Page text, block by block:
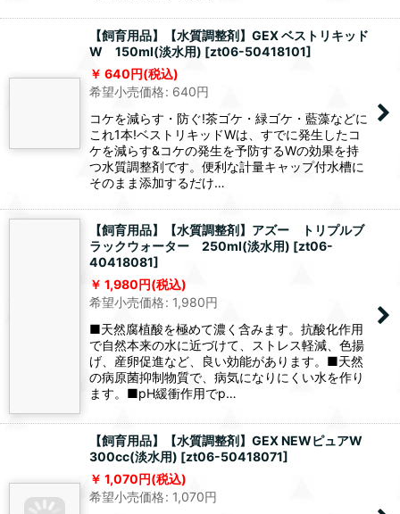
【飼育用品】【水質調整剤】GEX ベストリキッド
W 150ml(淡水用) [zt06-50418101]
640円(税込)
希望小売価格: 640円
コケを減らす・防ぐ!茶ゴケ・緑ゴケ・藍藻などに
これ1本!ベストリキッドWは、すでに発生したコ
ケを減らす&コケの発生を予防するWの効果を持
つ水質調整剤です。便利な計量キャップ付水槽に
そのまま添加するだけ…
【飼育用品】【水質調整剤】アズー トリプルブ
ラックウォーター 250ml(淡水用) [zt06-
40418081]
1,980円(税込)
希望小売価格: 1,980円
■天然腐植酸を極めて濃く含みます。抗酸化作用
で自然本来の水に近づけて、ストレス軽減、色揚
げ、産卵促進など、良い効能があります。■天然
の病原菌抑制物質で、病気になりにくい水を作り
ます。■pH緩衝作用でp…
【飼育用品】【水質調整剤】GEX NEWピュアW
300cc(淡水用) [zt06-50418071]
1,070円(税込)
希望小売価格: 1,070円